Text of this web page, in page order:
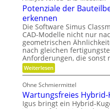
d
r
a
u
l
i
k
i
m
V
e
t
e
c
h
n
i
k
f
b
f
ä
l
l
e
e
r
m
h
r
F
l
e
x
i
b
i
l
t
ä
Potenziale der
erkennen
Die Software Simus
CAD-Modelle nicht nur
geometrischen
nach gleichen
Anforderungen, die sonst
Weiterlesen:
P
t
e
n
Ohne Schmiermittel
Wartungsfreies Hybrid-
Igus bringt ein Hybrid-